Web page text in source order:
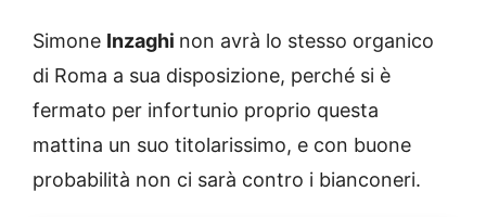
Simone Inzaghi non avrà lo stesso organico
di Roma a sua disposizione, perché si è
fermato per infortunio proprio questa
mattina un suo titolarissimo, e con buone
probabilità non ci sarà contro i bianconeri.